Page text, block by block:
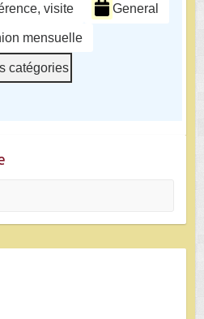
visite General
mensuelle
catégories